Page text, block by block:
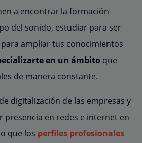
a encontrar la formación
del sonido, estudiar para ser
ampliar tus conocimientos
en un ámbito que
de manera constante.
digitalización de las empresas y
presencia en redes e internet en
que los perfiles profesionales